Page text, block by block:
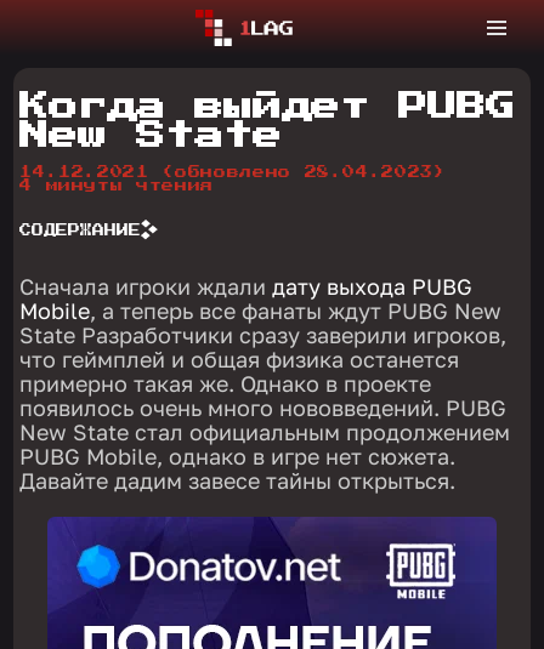
Когда выйдет PUBG
New State
14.12.2021
(обновлено 28.04.2023)
4 минуты чтения
СОДЕРЖАНИЕ
Сначала игроки ждалидату выхода PUBG
Mobile, а теперь все фанаты ждут PUBG New
State Разработчики сразу заверили игроков,
что геймплей и общая физика останется
примерно такая же. Однако в проекте
появилось очень много нововведений. PUBG
New State стал официальным продолжением
PUBG Mobile, однако в игре нет сюжета.
Давайте дадим завесе тайны открыться.